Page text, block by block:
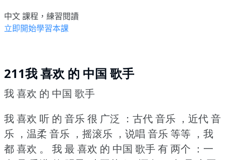
中文 課程，練習閱讀
立即開始學習本課
211我 喜欢 的 中国 歌手
我 喜欢 的 中国 歌手
我 喜欢 听 的 音乐 很 广泛 ：古代 音乐 ，近代 音
乐 ，温柔 音乐 ，摇滚乐 ，说唱 音乐 等等 ，我
都 喜欢 。
我 最 喜欢 的 中国 歌手 有 两个 ：一